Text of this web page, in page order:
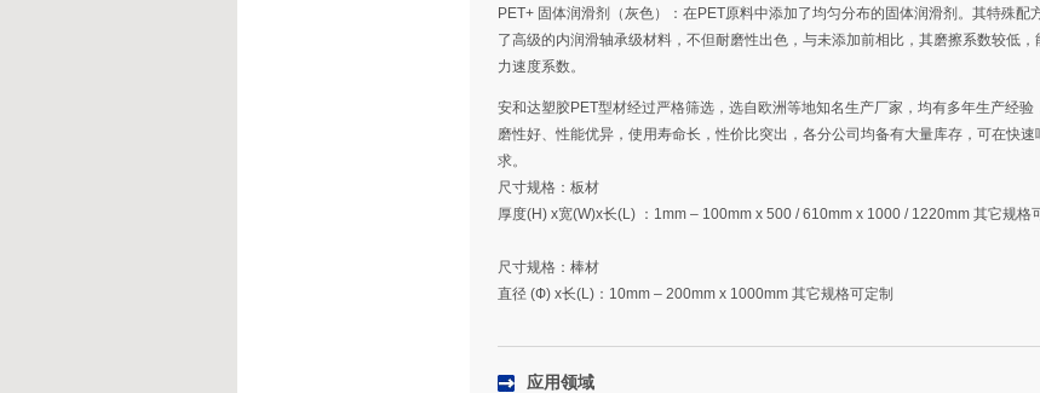
PET+ 固体润滑剂（灰色）：在PET原料中添加了均匀分布的固体润滑剂。其特殊配
了高级的内润滑轴承级材料，不但耐磨性出色，与未添加前相比，其磨擦系数较低，
力速度系数。
安和达塑胶PET型材经过严格筛选，选自欧洲等地知名生产厂家，均有多年生产经验
磨性好、性能优异，使用寿命长，性价比突出，各分公司均备有大量库存，可在快速
求。
尺寸规格：板材
厚度(H) x宽(W)x长(L) ：1mm – 100mm x 500 / 610mm x 1000 / 1220mm 其它规格
尺寸规格：棒材
直径 (Ф) x长(L)：10mm – 200mm x 1000mm 其它规格可定制
应用领域